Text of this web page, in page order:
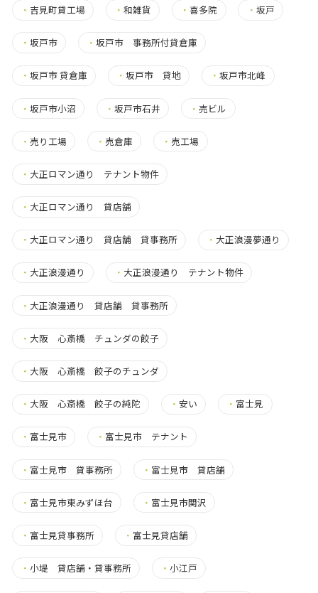
・ 吉見町貸工場 ・和雑貨 ・喜多院 ・ 坂戸
・ 坂戸市 ・坂戸市 事務所付貸倉庫
・ 坂戸市 貸倉庫 ・坂戸市 貸地 ・坂戸市北峰
・ 坂戸市小沼 ・坂戸市石井 ・ 売ビル
・ 売り工場 ・ 売倉庫 ・ 売工場
・ 大正ロマン通り テナント物件
・ 大正ロマン通り 貸店舗
・ 大正ロマン通り 貸店舗 貸事務所 ・ 大正浪漫夢通り
・ 大正浪漫通り ・ 大正浪漫通り テナント物件
・ 大正浪漫通り 貸店舗 貸事務所
・ 大阪 心斎橋 チュンダの餃子
・ 大阪 心斎橋 餃子のチュンダ
・ 大阪 心斎橋 餃子の純陀 ・安い ・ 富士見
・ 富士見市 ・ 富士見市 テナント
・ 富士見市 貸事務所 ・ 富士見市 貸店舗
・ 富士見市東みずほ台 ・ 富士見市関沢
・ 富士見貸事務所 ・ 富士見貸店舗
・ 小堤 貸店舗・貸事務所 ・小江戸